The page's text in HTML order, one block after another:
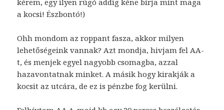
a kocsi! Észbontó!)
Ohh mondom az roppant fasza, akkor milyen
lehetőségeink vannak? Azt mondja, hivjam fel AA-
t, és menjek egyel nagyobb csomagba, azzal
hazavontatnak minket. A másik hogy kirakják a
kocsit az utcára, de ez is pénzbe fog kerülni.